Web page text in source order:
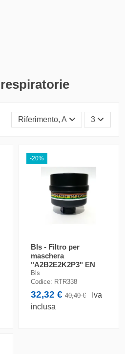
Riferimento, A - Z 3
-20%
Bls - Filtro per
maschera
"A2B2E2K2P3" EN
148 / EN 14387
Bls
Codice: RTR338
32,32 €40,40 €
Iva
inclusa